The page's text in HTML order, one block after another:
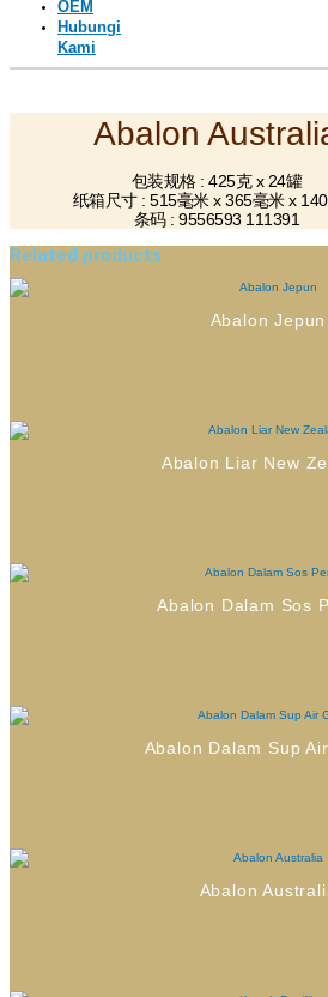
OEM
Hubungi
Kami
Abalon
包装规格 : 425克 x 24罐
纸箱尺寸 : 515毫米 x 365毫米 x
条码 : 9556593 111391
Related products
Abalon Jepun
Abalon Liar New
Abalon Dalam Sos
Abalon Dalam Sup
Abalon